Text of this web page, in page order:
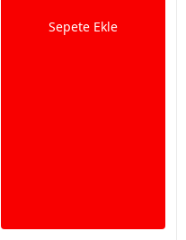
Sepete Ekle